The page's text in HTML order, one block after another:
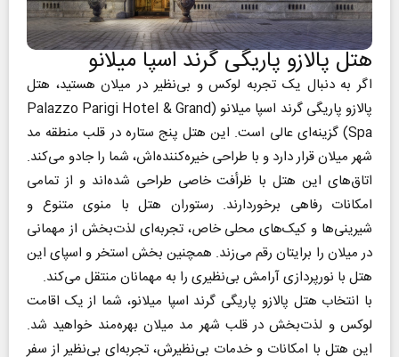
هتل پالازو پاریگی گرند اسپا میلانو
اگر به دنبال یک تجربه لوکس و بی‌نظیر در میلان هستید، هتل
پالازو پاریگی گرند اسپا میلانو (Palazzo Parigi Hotel & Grand
Spa) گزینه‌ای عالی است. این هتل پنج ستاره در قلب منطقه مد
شهر میلان قرار دارد و با طراحی خیره‌کننده‌اش، شما را جادو می‌کند.
اتاق‌های این هتل با ظرأفت خاصی طراحی شده‌اند و از تمامی
امکانات رفاهی برخوردارند. رستوران هتل با منوی متنوع و
شیرینی‌ها و کیک‌های محلی خاص، تجربه‌ای لذت‌بخش از مهمانی
در میلان را برایتان رقم می‌زند. همچنین بخش استخر و اسپای این
هتل با نورپردازی آرامش بی‌نظیری را به مهمانان منتقل می‌کند.
با انتخاب هتل پالازو پاریگی گرند اسپا میلانو، شما از یک اقامت
لوکس و لذت‌بخش در قلب شهر مد میلان بهره‌مند خواهید شد.
این هتل با امکانات و خدمات بی‌نظیرش، تجربه‌ای بی‌نظیر از سفر